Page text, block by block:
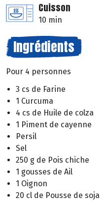
Cuisson
10 min
Ingrédients
Pour 4 personnes
3 cs de Farine
1 Curcuma
4 cs de Huile de colza
1 Piment de cayenne
Persil
Sel
250 g de Pois chiche
1 gousses de Ail
1 Oignon
20 cl de Pousse de soja